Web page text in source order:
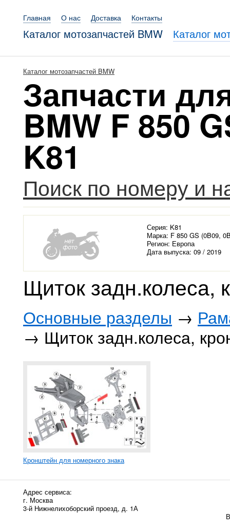
Главная О нас Доставка Контакты
Каталог мотозапчастей BMW Каталог
Каталог мотозапчастей BMW
Запчасти
BMW F 850
K81
Поиск по номеру и
Серия: K81
Марка: F 850 GS (0B09,
Регион: Европа
Дата выпуска: 09 / 2019
Щиток задн.колеса,
Основные разделы →
→ Щиток задн.колеса,
Кронштейн для номерного знака
Адрес сервиса:
г. Москва
3-й Нижнелихоборский проезд, д. 1А